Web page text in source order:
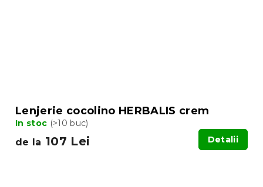
Lenjerie cocolino HERBALIS crem
In stoc (>10 buc)
de la 107 Lei Detalii